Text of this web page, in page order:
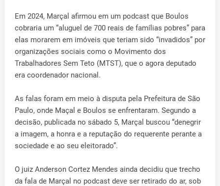
Em 2024, Marçal afirmou em um podcast que Boulos
cobraria um “aluguel de 700 reais de famílias pobres” para
elas morarem em imóveis que teriam sido “invadidos” por
organizações sociais como o Movimento dos
Trabalhadores Sem Teto (MTST), que o agora deputado
era coordenador nacional.
As falas foram em meio à disputa pela Prefeitura de São
Paulo, onde Maçal e Boulos se enfrentaram. Segundo a
decisão, publicada no sábado 5, Marçal buscou “denegrir
a imagem, a honra e a reputação do requerente perante a
sociedade e ao seu eleitorado”.
O juiz Anderson Cortez Mendes ainda decidiu que trecho
da fala de Marçal no podcast deve ser retirado do ar, sob